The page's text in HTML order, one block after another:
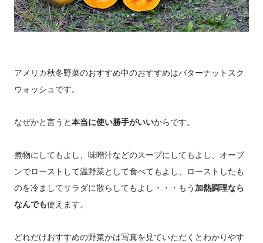
アメリカ秋冬野菜のおすすめ中のおすすめはバターナットスク
ウォッシュです。
なぜかと言うと本当に使い勝手がいいからです。
煮物にしてもよし、味噌汁などのスープにしてもよし、オーブ
ンでローストして温野菜として食べてもよし、ローストしたも
のを冷ましてサラダに散らしてもよし・・・もう 加熱調理なら
なんでも使えます。
どれだけおすすめの野菜かは写真を見ていただくとわかりやす